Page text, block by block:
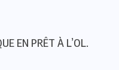
EN PRÊT À L’OL.